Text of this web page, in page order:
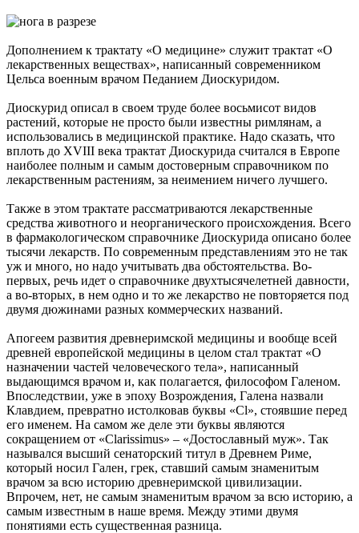
Дополнением к трактату «О медицине» служит трактат «О
лекарственных веществах», написанный современником
Цельса военным врачом Педанием Диоскуридом.
Диоскурид описал в своем труде более восьмисот видов
растений, которые не просто были известны римлянам, а
использовались в медицинской практике. Надо сказать, что
вплоть до XVIII века трактат Диоскурида считался в Европе
наиболее полным и самым достоверным справочником по
лекарственным растениям, за неимением ничего лучшего.
Также в этом трактате рассматриваются лекарственные
средства животного и неорганического происхождения. Всего
в фармакологическом справочнике Диоскурида описано более
тысячи лекарств. По современным представлениям это не так
уж и много, но надо учитывать два обстоятельства. Во-
первых, речь идет о справочнике двухтысячелетней давности,
а во-вторых, в нем одно и то же лекарство не повторяется под
двумя дюжинами разных коммерческих названий.
Апогеем развития древнеримской медицины и вообще всей
древней европейской медицины в целом стал трактат «О
назначении частей человеческого тела», написанный
выдающимся врачом и, как полагается, философом Галеном.
Впоследствии, уже в эпоху Возрождения, Галена назвали
Клавдием, превратно истолковав буквы «Cl», стоявшие перед
его именем. На самом же деле эти буквы являются
сокращением от «Clarissimus» – «Достославный муж». Так
назывался высший сенаторский титул в Древнем Риме,
который носил Гален, грек, ставший самым знаменитым
врачом за всю историю древнеримской цивилизации.
Впрочем, нет, не самым знаменитым врачом за всю историю, а
самым известным в наше время. Между этими двумя
понятиями есть существенная разница.